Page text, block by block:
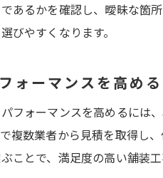
小規
あるかを確認し、曖昧な箇
びやすくなります。
ォーマンスを高め
フォーマンスを高めるには
複数業者から見積を取得し
ことで、満足度の高い舗装工